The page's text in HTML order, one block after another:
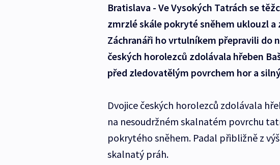
Bratislava - Ve Vysokých Tatrách se
zmrzlé skále pokryté sněhem uklouzl
Záchranáři ho vrtulníkem přepravili do
českých horolezců zdolávala hřeben
před zledovatělým povrchem hor a
Dvojice českých horolezců zdolávala
na nesoudržném skalnatém povrchu
pokrytého sněhem. Padal přibližně z
skalnatý práh.